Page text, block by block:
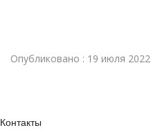
Опубликовано : 19 июля 2022
Контакты